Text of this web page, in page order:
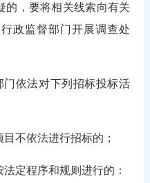
的，要将相关线索向有关
政监督部门开展调查处
门依法对下列招标投标活
不依法进行招标的；
定程序和规则进行的：